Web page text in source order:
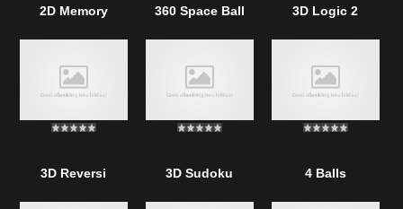
2D Memory 360 Space Ball 3D Logic 2
3D Reversi 3D Sudoku 4 Balls